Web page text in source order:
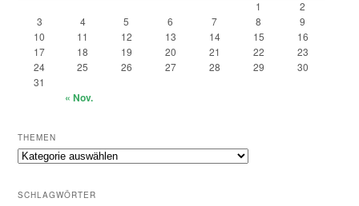
1
2
3
4 5 6 7 8
9
10
11 12 13 14 15
16
17
18 19 20 21 22
23
24
25 26 27 28 29
30
31
« Nov.
THEMEN
Themen
SCHLAGWÖRTER